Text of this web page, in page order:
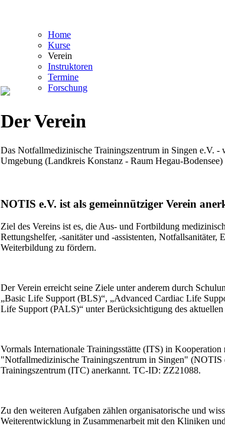
Home
Kurse
Verein
Instruktoren
Termine
Forschung
Der Verein
Das Notfallmedizinische Trainingszentrum in Singen e.V.
Umgebung (Landkreis Konstanz - Raum Hegau-
NOTIS e.V. ist als gemeinnütziger Verein
Ziel des Vereins ist es, die Aus- und Fortbildung
Rettungshelfer, -sanitäter und -assistenten,
Weiterbildung zu fördern.
Der Verein erreicht seine Ziele unter anderem durch
„Basic Life Support (BLS)“, „Advanced Cardiac Life
Life Support (PALS)“ unter Berücksichtigung des
Vormals Internationale Trainingsstätte (ITS) in
"Notfallmedizinische Trainingszentrum in Singen" (NOTIS
Trainingszentrum (ITC) anerkannt. TC-ID: ZZ21088.
Zu den weiteren Aufgaben zählen organisatorische und
Weiterentwicklung in Zusammenarbeit mit den Kliniken